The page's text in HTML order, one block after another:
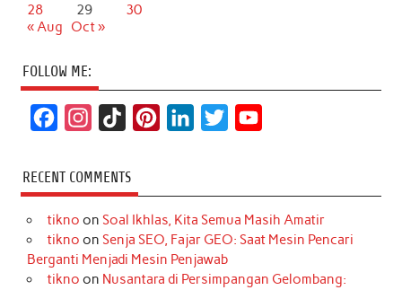
28
29
30
« Aug
Oct »
FOLLOW ME:
c
e
b
o
s
t
a
r
k
T
o
k
t
e
r
e
k
e
d
I
t
t
r
T
u
e
RECENT COMMENTS
tikno on Soal Ikhlas, Kita Semua Masih Amatir
tikno on Senja SEO, Fajar GEO: Saat Mesin Pencari
Berganti Menjadi Mesin Penjawab
tikno on Nusantara di Persimpangan Gelombang: